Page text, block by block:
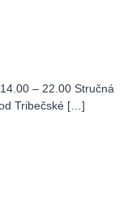
– 22.00 Stručná
Tribečské […]